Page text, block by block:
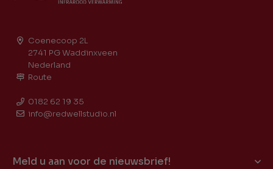
Coenecoop 2L
2741 PG Waddinxveen
Nederland
Route
0182 62 19 35
info@redwellstudio.nl
Meld u aan voor de nieuwsbrief!